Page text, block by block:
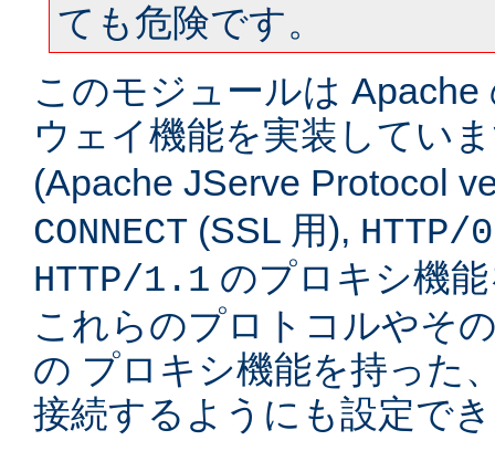
ても危険です。
このモジュールは
ウェイ機能を実装してい
(Apache JServe Protocol
CONNECT (SSL 用), HTTP/
HTTP/1.1 のプロキシ機
これらのプロトコルやそ
の プロキシ機能を持った
接続するようにも設定で